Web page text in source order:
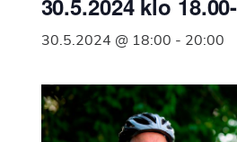
jäsenjärjestö.
30.5.2024 klo
30.5.2024 @ 18:00 - 20:00